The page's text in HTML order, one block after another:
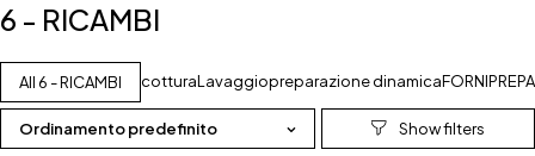
6 - RICAMBI
All 6 - RICAMBI cotturaLavaggiopreparazione dinamicaFORNI
Ordinamento predefinito